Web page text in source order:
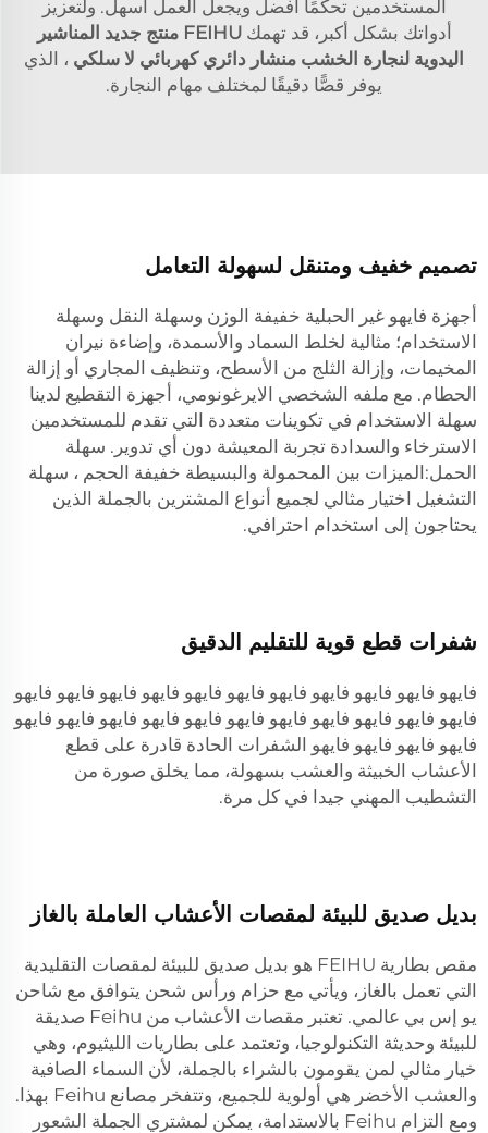
المستخدمين تحكمًا أفضل ويجعل العمل أسهل. ولتعزيز
أدواتك بشكل أكبر، قد تهمك
FEIHU منتج جديد المناشير
اليدوية لنجارة الخشب منشار دائري كهربائي لا سلكي ، الذي
يوفر قصًّا دقيقًا لمختلف مهام النجارة.
تصميم خفيف ومتنقل لسهولة التعامل
أجهزة فايهو غير الحبلية خفيفة الوزن وسهلة النقل وسهلة
الاستخدام؛ مثالية لخلط السماد والأسمدة، وإضاءة نيران
المخيمات، وإزالة الثلج من الأسطح، وتنظيف المجاري أو إزالة
الحطام. مع ملفه الشخصي الايرغونومي، أجهزة التقطيع لدينا
سهلة الاستخدام في تكوينات متعددة التي تقدم للمستخدمين
الاسترخاء والسدادة تجربة المعيشة دون أي تدوير. سهلة
الحمل:الميزات بين المحمولة والبسيطة خفيفة الحجم ، سهلة
التشغيل اختيار مثالي لجميع أنواع المشترين بالجملة الذين
يحتاجون إلى استخدام احترافي.
شفرات قطع قوية للتقليم الدقيق
فايهو فايهو فايهو فايهو فايهو فايهو فايهو فايهو فايهو فايهو فايهو
فايهو فايهو فايهو فايهو فايهو فايهو فايهو فايهو فايهو فايهو فايهو
فايهو فايهو فايهو فايهو الشفرات الحادة قادرة على قطع
الأعشاب الخبيثة والعشب بسهولة، مما يخلق صورة من
التشطيب المهني جيدا في كل مرة.
بديل صديق للبيئة لمقصات الأعشاب العاملة بالغاز
مقص بطارية FEIHU هو بديل صديق للبيئة لمقصات التقليدية
التي تعمل بالغاز، ويأتي مع حزام ورأس شحن يتوافق مع شاحن
يو إس بي عالمي. تعتبر مقصات الأعشاب من Feihu صديقة
للبيئة وحديثة التكنولوجيا، وتعتمد على بطاريات الليثيوم، وهي
خيار مثالي لمن يقومون بالشراء بالجملة، لأن السماء الصافية
والعشب الأخضر هي أولوية للجميع، وتتفخر مصانع Feihu بهذا.
ومع التزام Feihu بالاستدامة، يمكن لمشتري الجملة الشعور